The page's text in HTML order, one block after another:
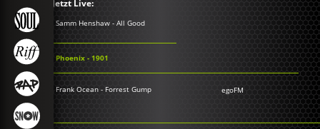
Jetzt Live:
Samm Henshaw - All Good
Phoenix - 1901
Frank Ocean - Forrest Gump egoFM